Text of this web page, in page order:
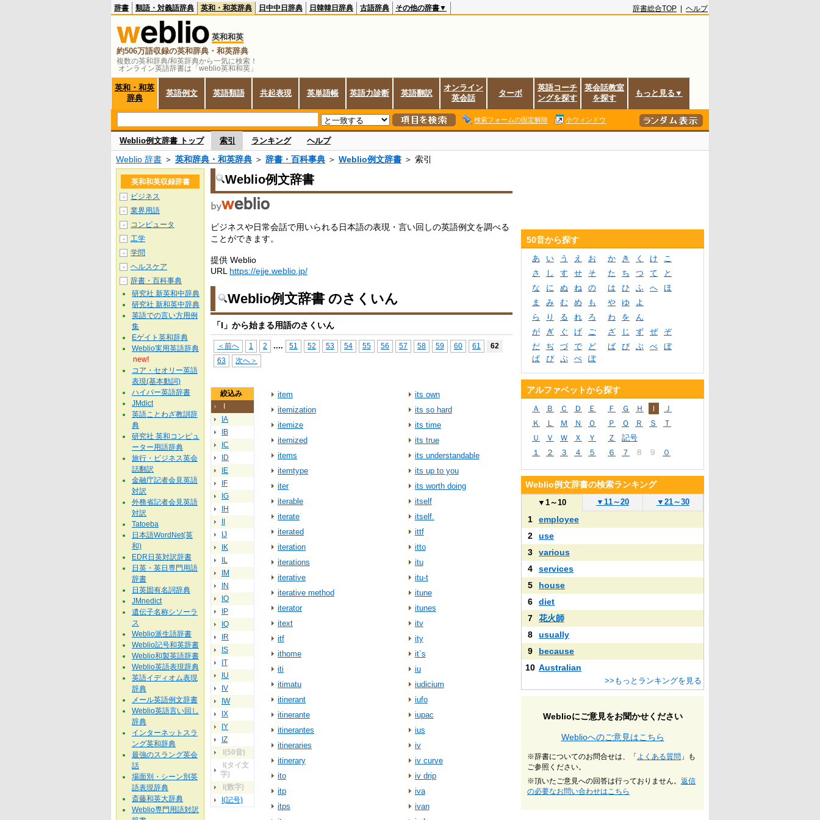
複数の英和辞典/和英辞典から一気に検索！
オンライン英語辞書は「weblio英和和英」
辞書 類語・対義語辞典 英和・和英辞典 日中中日辞典 日韓韓日辞典 古語辞典 その他の辞書▼ 辞書総合TOP ヘルプ
英和和英
約506万語収録の英和辞典・和英辞典
英和・和英
辞典
英語例文 英語類語 共起表現 英単語帳 英語力診断 英語翻訳
オンライン
英会話
ターボ
英語コーチ
ングを探す
英会話教室
を探す
もっと見る▼
検索フォームの固定解除 小ウィンドウ
Weblio例文辞書 トップ 索引 ランキング ヘルプ
Weblio 辞書 ＞ 英和辞典・和英辞典 ＞ 辞書・百科事典 ＞ Weblio例文辞書 ＞ 索引
Weblio例文辞書
ビジネスや日常会話で用いられる日本語の表現・言い回しの英語例文を調べる
ことができます。
提供 Weblio
URL https://ejje.weblio.jp/
Weblio例文辞書 のさくいん
「I」から始まる用語のさくいん
＜前へ 1 2 .... 51 52 53 54 55 56 57 58 59 60 61
62
63
次へ＞
絞込み
IA
IB
IC
ID
IE
IF
IG
IH
IJ
IK
IL
IM
IN
IO
IP
IQ
IR
IS
IT
IU
IV
IW
IX
IY
IZ
I(50音)
I(タイ文
字)
I(数字)
I(記号)
item
itemization
itemize
itemized
items
itemtype
iter
iterable
iterate
iterated
iteration
iterations
iterative
iterative method
iterator
itext
itf
ithome
iti
itimatu
itinerant
itinerante
itinerantes
itineraries
itinerary
ito
itp
itps
its own
its so hard
its time
its true
its understandable
its up to you
its worth doing
itself
itself.
ittf
itto
itu
itu-t
itune
itunes
itv
ity
it`s
iu
iudicium
iufo
iupac
ius
iv
iv curve
iv drip
iva
ivan
英和和英収録辞書
＋ ビジネス
＋ 業界用語
＋ コンピュータ
＋ 工学
＋ 学問
＋ ヘルスケア
－
辞書・百科事典
研究社 新英和中辞典
研究社 新和英中辞典
英語での言い方用例
集
Eゲイト英和辞典
Weblio実用英語辞典
new!
コア・セオリー英語
表現(基本動詞)
ハイパー英語辞書
JMdict
英語ことわざ教訓辞
典
研究社 英和コンピュ
ーター用語辞典
旅行・ビジネス英会
話翻訳
金融庁記者会見英語
対訳
外務省記者会見英語
対訳
Tatoeba
日本語WordNet(英
和)
EDR日英対訳辞書
日英・英日専門用語
辞書
日英固有名詞辞典
JMnedict
遺伝子名称シソーラ
ス
Weblio派生語辞書
Weblio記号和英辞書
Weblio和製英語辞書
Weblio英語表現辞典
英語イディオム表現
辞典
メール英語例文辞書
Weblio英語言い回し
辞典
インターネットスラ
ング英和辞典
最強のスラング英会
話
場面別・シーン別英
語表現辞典
斎藤和英大辞典
Weblio専門用語対訳
50音から探す
あ い う え お か き く け
こ
さ
し す せ そ た ち つ て
と
な
に ぬ ね の は ひ ふ へ
ほ
ま
み む め も や ゆ
よ
ら
り る れ ろ わ を
ん
が
ぎ ぐ げ ご ざ じ ず ぜ
ぞ
だ
ぢ づ で ど ば び ぶ べ
ぼ
ぱ
ぴ ぷ ぺ ぽ
アルファベットから探す
Ａ Ｂ Ｃ Ｄ Ｅ Ｆ Ｇ Ｈ Ｉ
Ｊ
Ｋ
Ｌ Ｍ Ｎ Ｏ Ｐ Ｑ Ｒ Ｓ
Ｔ
Ｕ
Ｖ Ｗ Ｘ Ｙ Ｚ
記号
１
２ ３ ４ ５ ６ ７ ８ ９ ０
Weblio例文辞書の検索ランキング
▼ 1～10 ▼ 11～20 ▼ 21～30
1
employee
2
use
3
various
4
services
5
house
6
diet
7
花火師
8
usually
9
because
10 Australian
>>もっとランキングを見る
Weblioにご意見をお聞かせください
Weblioへのご意見はこちら
※辞書についてのお問合せは、「 よくある質問 」も
ご参照ください。
※頂いたご意見への回答は行っておりません。 返信
の必要なお問い合わせはこちら